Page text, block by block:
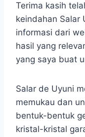
Terima kasih
keindahan Salar
informasi dari
hasil yang
yang saya buat
Salar de Uyuni
memukau dan
bentuk-bentuk
kristal-kristal